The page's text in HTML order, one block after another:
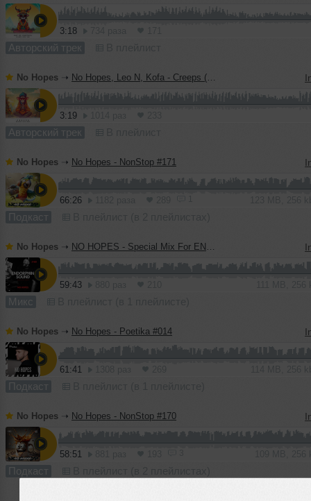
3:18
Авторский трек
No Hopes ➝ No Hopes, Leo N, Kofa - Creeps (Original Mix)
3:19
Авторский трек
No Hopes ➝ No Hopes - NonStop #171
66:26
Подкаст
No Hopes ➝ NO HOPES - Special Mix For ENDORPHIN SOUND
59:43
Микс
No Hopes ➝ No Hopes - Poetika #014
61:41
Подкаст
No Hopes ➝ No Hopes - NonStop #170
58:51
Подкаст